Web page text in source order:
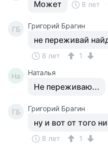
Может 8 лет
ГБ Григорий Брагин
не переживай
8 лет 1
На Наталья
Не переживаю...
ГБ Григорий Брагин
ну и вот от того
8 лет 1